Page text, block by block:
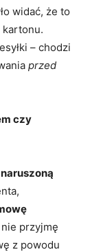
widać, że to
– chodzi
przed
czy
przyjmę
z powodu